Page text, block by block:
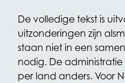
De volledige tekst is
uitzonderingen zijn
staan niet in een
nodig. De
per land anders. Voor